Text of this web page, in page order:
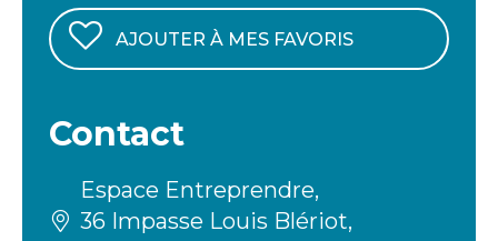
AJOUTER À MES FAVORIS
Contact
Espace Entreprendre,
36 Impasse Louis Blériot,